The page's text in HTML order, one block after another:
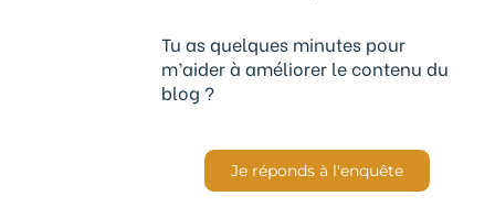
Tu as quelques minutes pour
m’aider à améliorer le contenu du
blog ?
Je réponds à l'enquête